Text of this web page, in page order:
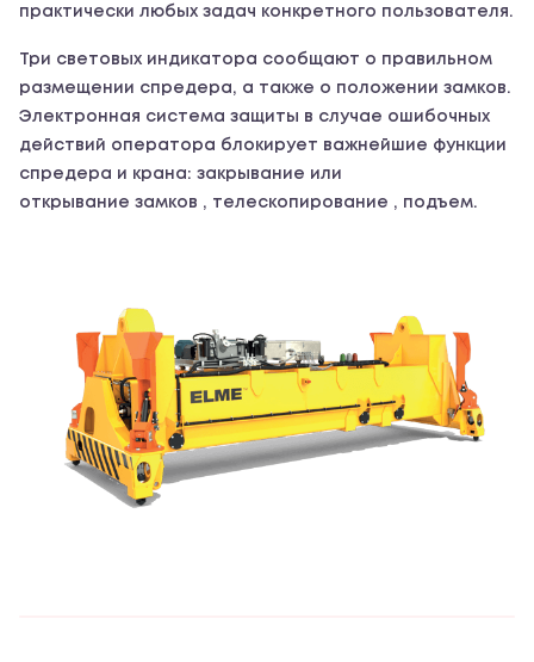
практически любых задач конкретного пользователя.
Три световых индикатора сообщают о правильном
размещении спредера, а также о положении замков.
Электронная система защиты в случае ошибочных
действий оператора блокирует важнейшие функции
спредера и крана: закрывание или
открывание замков , телескопирование , подъем.